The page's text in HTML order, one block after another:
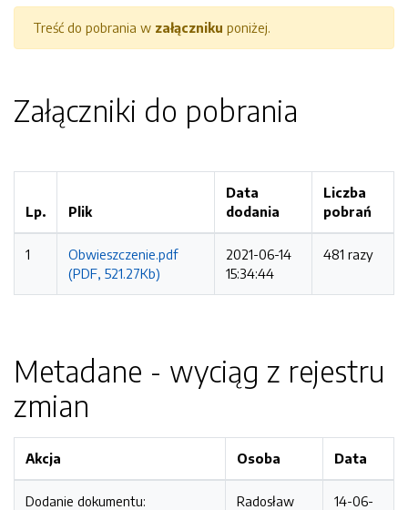
Treść do pobrania w załączniku poniżej.
Załączniki do pobrania
Lp. Plik
Data
dodania
Liczba
pobrań
1
Obwieszczenie.pdf
(PDF, 521.27Kb)
2021-06-14
15:34:44
481 razy
Metadane - wyciąg z rejestru
zmian
Akcja Osoba Data
Dodanie dokumentu:
Radosław
14-06-